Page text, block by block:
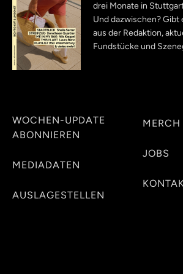
drei Monate in
Und dazwischen? Gibt
aus der Redaktion,
Fundstücke und
WOCHEN-UPDATE
ABONNIEREN
MEDIADATEN
AUSLAGESTELLEN
MERCH
JOBS